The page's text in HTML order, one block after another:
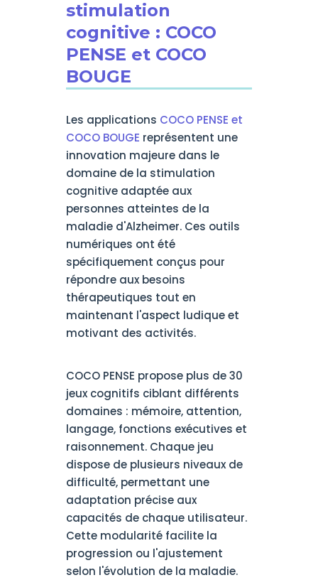
stimulation
cognitive : COCO
PENSE et COCO
BOUGE
Les applications COCO PENSE et
COCO BOUGE représentent une
innovation majeure dans le
domaine de la stimulation
cognitive adaptée aux
personnes atteintes de la
maladie d'Alzheimer. Ces outils
numériques ont été
spécifiquement conçus pour
répondre aux besoins
thérapeutiques tout en
maintenant l'aspect ludique et
motivant des activités.
COCO PENSE propose plus de 30
jeux cognitifs ciblant différents
domaines : mémoire, attention,
langage, fonctions exécutives et
raisonnement. Chaque jeu
dispose de plusieurs niveaux de
difficulté, permettant une
adaptation précise aux
capacités de chaque utilisateur.
Cette modularité facilite la
progression ou l'ajustement
selon l'évolution de la maladie.